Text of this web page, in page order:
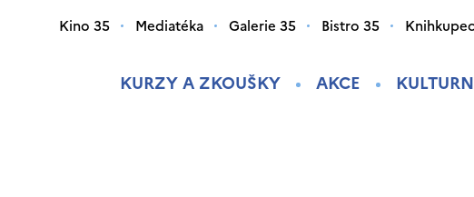
KURZY A ZKOUŠKY AKCE
Kino 35 Mediatéka Galerie 35 Bistro 35